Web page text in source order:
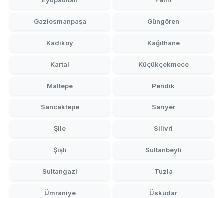
Gaziosmanpaşa Güngören
Kadıköy Kağıthane
Kartal Küçükçekmece
Maltepe Pendik
Sancaktepe Sarıyer
Şile Silivri
Şişli Sultanbeyli
Sultangazi Tuzla
Ümraniye Üsküdar